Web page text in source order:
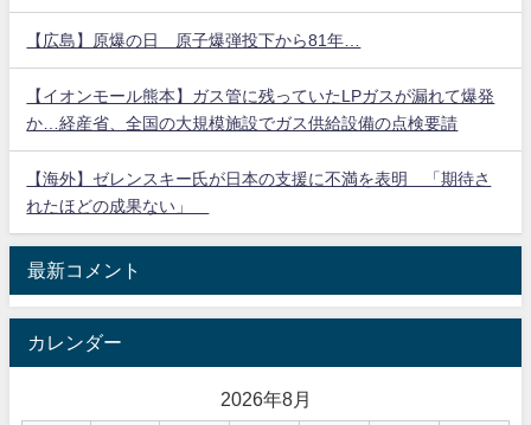
【広島】原爆の日 原子爆弾投下から81年…
【イオンモール熊本】ガス管に残っていたLPガスが漏れて爆発
か…経産省、全国の大規模施設でガス供給設備の点検要請
【海外】ゼレンスキー氏が日本の支援に不満を表明 「期待さ
れたほどの成果ない」
最新コメント
カレンダー
2026年8月